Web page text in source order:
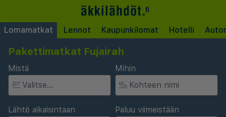
Lomamatkat Lennot Kaupunkilomat Hotelli
Pakettimatkat Fujairah
Mistä Mihin
Lähtö aikaisintaan Paluu viimeistään